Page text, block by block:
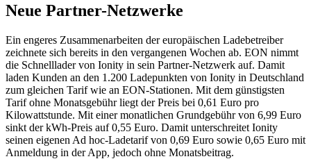
Neue Partner-Netzwerke
Ein engeres Zusammenarbeiten der europäischen Ladebetreiber
zeichnete sich bereits in den vergangenen Wochen ab. EON nimmt
die Schnelllader von Ionity in sein Partner-Netzwerk auf. Damit
laden Kunden an den 1.200 Ladepunkten von Ionity in Deutschland
zum gleichen Tarif wie an EON-Stationen. Mit dem günstigsten
Tarif ohne Monatsgebühr liegt der Preis bei 0,61 Euro pro
Kilowattstunde. Mit einer monatlichen Grundgebühr von 6,99 Euro
sinkt der kWh-Preis auf 0,55 Euro. Damit unterschreitet Ionity
seinen eigenen Ad hoc-Ladetarif von 0,69 Euro sowie 0,65 Euro mit
Anmeldung in der App, jedoch ohne Monatsbeitrag.